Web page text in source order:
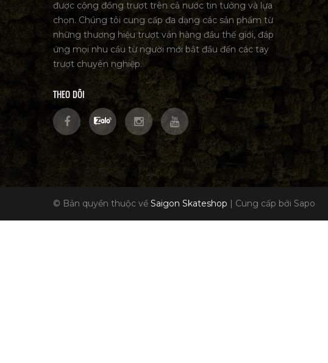
được cộng đồng trượt trên cả nước tin tưởng và lựa
chọn. Chúng tôi cung cấp đa dạng các sản phẩm từ
những thương hiệu trượt ván hàng đầu thế giới, đáp
ứng mọi nhu cầu từ người mới bắt đầu đến các tay
trượt chuyên nghiệp.
THEO DÕI
© Bản quyền thuộc về Saigon Skateshop | Cung cấp bởi Sapo